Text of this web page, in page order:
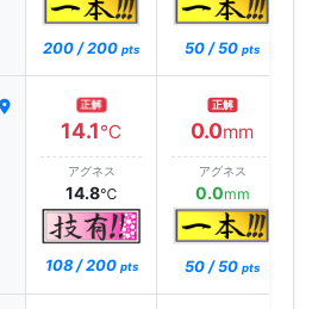
200 / 200 pts 50 / 50 pts
正解
14.1℃
アグネス
14.8℃
108 / 200 pts
正解
0.0mm
アグネス
0.0mm
50 / 50 pts